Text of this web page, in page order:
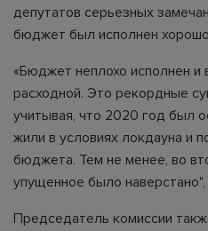
депутатов серьезных
бюджет был исполнен
«Бюджет неплохо исполнен и
расходной. Это рекордные
учитывая, что 2020 год был
жили в условиях локдауна и
бюджета. Тем не менее, во
упущенное было наверстано",
Председатель комиссии